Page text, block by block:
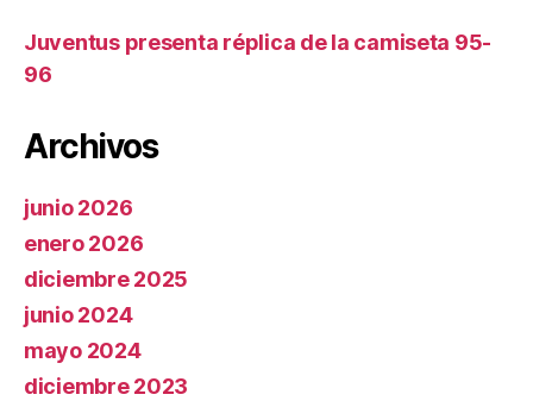
Juventus presenta réplica de la camiseta 95-
96
Archivos
junio 2026
enero 2026
diciembre 2025
junio 2024
mayo 2024
diciembre 2023